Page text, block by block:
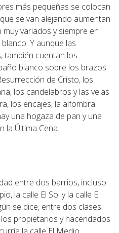
más pequeñas se colocan
se van alejando aumentan
variados y siempre en
Y aunque las
también cuentan los
blanco sobre los brazos
de Cristo, los
los candelabros y las velas
los encajes, la alfombra…
una hogaza de pan y una
la Última Cena.
entre dos barrios, incluso
la calle El Sol y la calle El
se dice, entre dos clases
propietarios y hacendados